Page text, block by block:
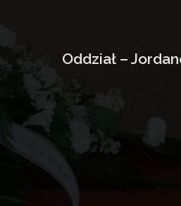
Oddział –